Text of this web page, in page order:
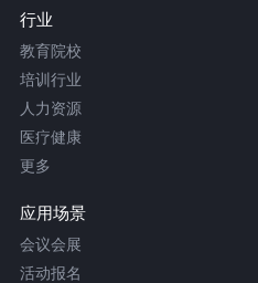
行业
教育院校
培训行业
人力资源
医疗健康
更多
应用场景
会议会展
活动报名